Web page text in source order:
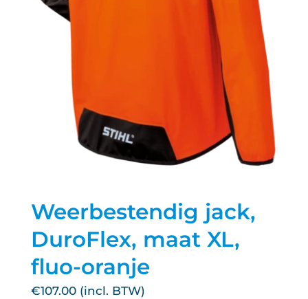
Weerbestendig jack,
DuroFlex, maat XL,
fluo-oranje
€107.00